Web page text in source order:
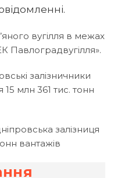
вугілля в межах
Павлоградвугілля».
залізничники
млн 361 тис. тонн
залізниця
вантажів